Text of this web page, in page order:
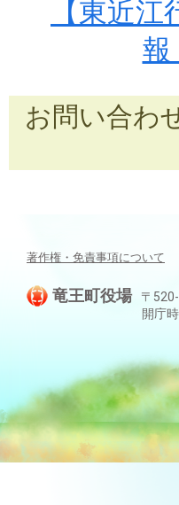
【東近
報
お問い合わ
著作権・免責事項について
竜王町役場
〒
開庁